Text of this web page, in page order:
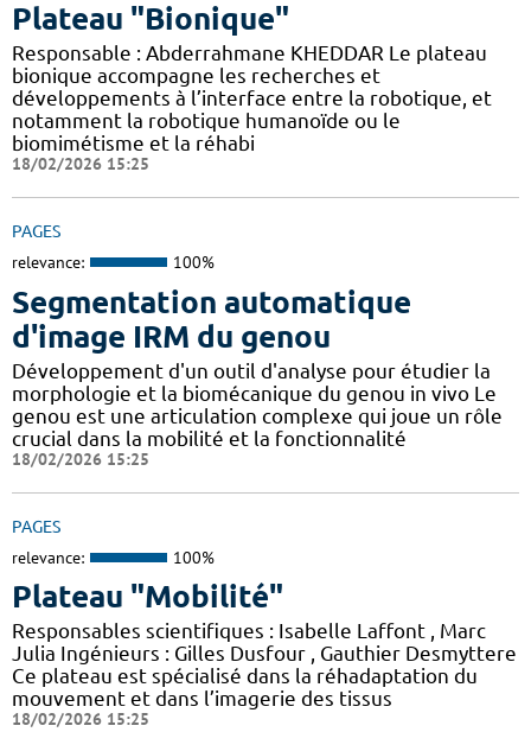
Plateau "Bionique"
Responsable : Abderrahmane KHEDDAR Le plateau
bionique accompagne les recherches et
développements à l’interface entre la robotique, et
notamment la robotique humanoïde ou le
biomimétisme et la réhabi
18/02/2026 15:25
PAGES
relevance: 100%
Segmentation automatique
d'image IRM du genou
Développement d'un outil d'analyse pour étudier la
morphologie et la biomécanique du genou in vivo Le
genou est une articulation complexe qui joue un rôle
crucial dans la mobilité et la fonctionnalité
18/02/2026 15:25
PAGES
relevance: 100%
Plateau "Mobilité"
Responsables scientifiques : Isabelle Laffont , Marc
Julia Ingénieurs : Gilles Dusfour , Gauthier Desmyttere
Ce plateau est spécialisé dans la réhadaptation du
mouvement et dans l’imagerie des tissus
18/02/2026 15:25